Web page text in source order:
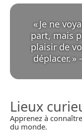
«Je ne
part, mais
plaisir de
déplacer. »
Lieux
Apprenez à
du monde.